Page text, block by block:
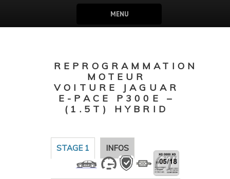
MENU
REPROGRAMMATION
MOTEUR
VOITURE JAGUAR
E-PACE P300E –
(1.5T) HYBRID
STAGE 1 INFOS